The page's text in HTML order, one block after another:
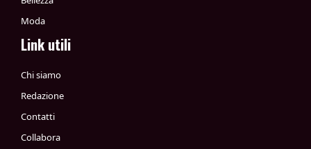
Moda
Link utili
Chi siamo
Redazione
Contatti
Collabora